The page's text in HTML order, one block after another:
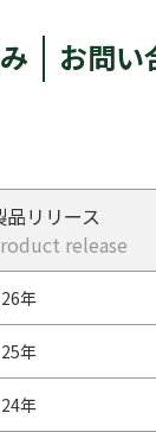
お問い
品リリース
release
年
年
年